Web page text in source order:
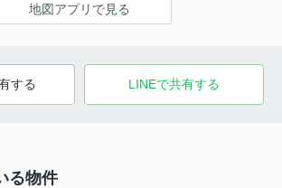
地図アプリで見る
する LINEで共有する
る物件